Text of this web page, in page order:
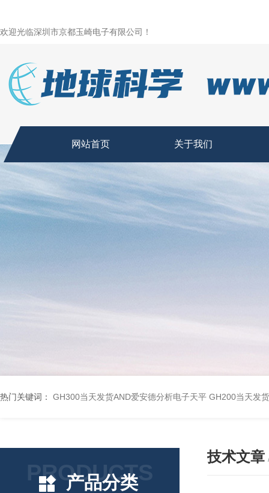
欢迎光临深圳市京都玉崎电子有限公司！
网站首页 关于我们
热门关键词： GH300当天发货AND爱安德分析电子天平 GH200当天发
PRODUCTS
产品分类
技术文章